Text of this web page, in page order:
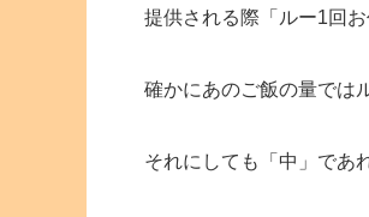
提供される際「ルー1回
確かにあのご飯の量では
それにしても「中」であ